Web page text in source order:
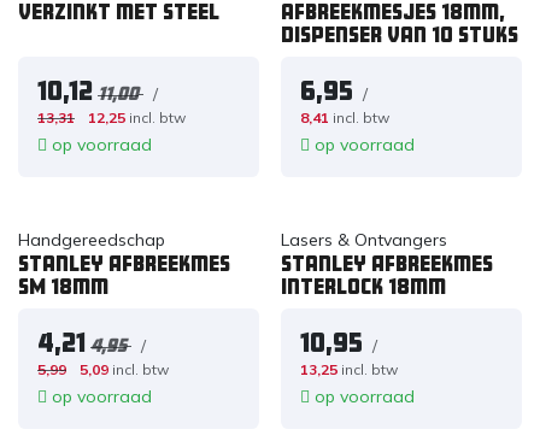
verzinkt met steel
10,12 11,00 /
13,31 12,25 incl. btw
op voorraad
afbreekmesjes 18mm,
dispenser van 10 stuks
6,95 /
8,41 incl. btw
op voorraad
Handgereedschap
Stanley Afbreekmes
SM 18mm
4,21 4,95 /
5,99 5,09 incl. btw
op voorraad
Lasers & Ontvangers
Stanley Afbreekmes
Interlock 18mm
10,95 /
13,25 incl. btw
op voorraad